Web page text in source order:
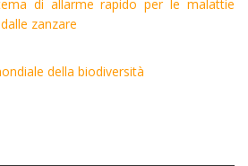
di allarme rapido per le malattie
zanzare
della biodiversità